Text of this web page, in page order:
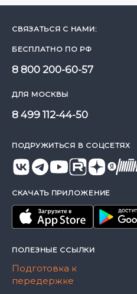
СВЯЗАТЬСЯ С НАМИ:
БЕСПЛАТНО ПО РФ
8 800 200-60-57
ДЛЯ МОСКВЫ
8 499 112-44-50
ПОДРУЖИТЬСЯ В СОЦСЕТЯХ
СКАЧАТЬ ПРИЛОЖЕНИЕ
ПОЛЕЗНЫЕ ССЫЛКИ
Подготовка к
передержке